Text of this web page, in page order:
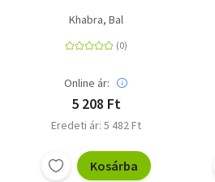
Khabra, Bal
Online ár:
5 208 Ft
Eredeti ár: 5 482 Ft
Kosárba